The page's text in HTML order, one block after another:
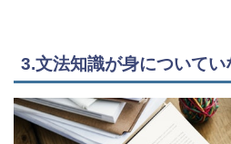
3.文法知識が身についてい